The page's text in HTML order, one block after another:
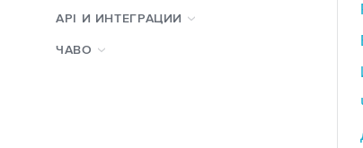
API И ИНТЕГРАЦИИ
ЧАВО